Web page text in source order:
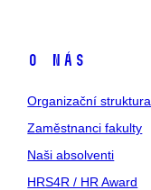
O nás
Organizační struktura
Zaměstnanci fakulty
Naši absolventi
HRS4R / HR Award